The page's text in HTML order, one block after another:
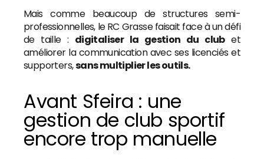
Mais comme beaucoup de structures semi-
professionnelles, le RC Grasse faisait face à un défi
de taille : digitaliser la gestion du clubet
améliorer la communication avec ses licenciés et
supporters,sans multiplier les outils.
Avant Sfeira : une
gestion de club sportif
encore trop manuelle